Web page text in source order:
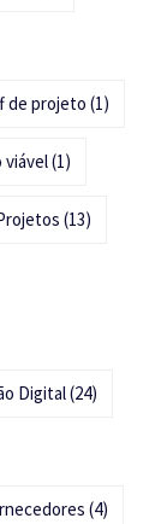
de projeto (1)
viável(1)
(13)
Digital(24)
(4)